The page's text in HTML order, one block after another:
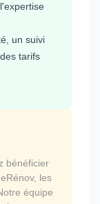
un suivi
tarifs
bénéficier
les
équipe